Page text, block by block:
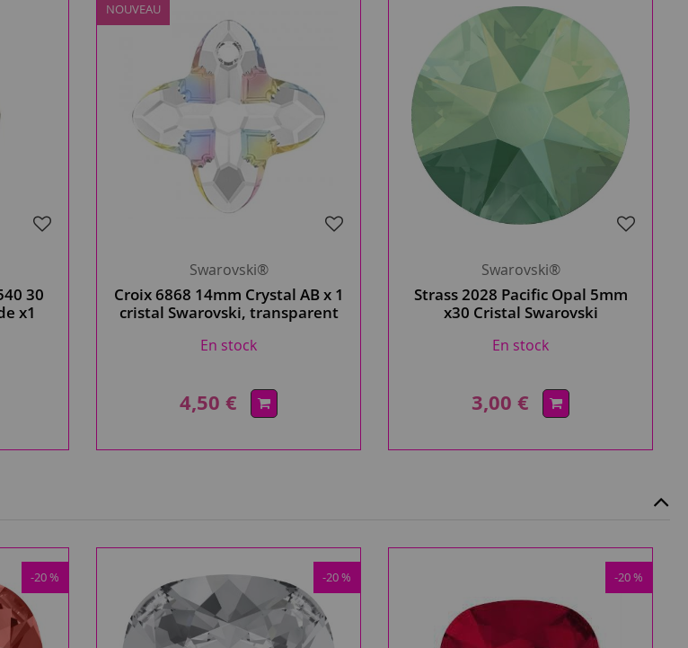
30
x1
NOUVEAU
Swarovski®
Croix 6868 14mm Crystal AB x 1
cristal Swarovski, transparent
En stock
4,50 €
Swarovski®
Strass 2028 Pacific Opal 5mm
x30 Cristal Swarovski
En stock
3,00 €
-20 % -20 % -20 %